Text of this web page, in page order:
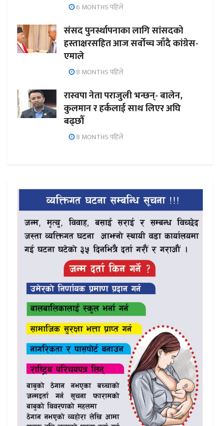
6 MONTHS पहिले
संसद पुनर्स्थापनाका लागि सांसदको
हस्ताक्षरसहित आज सर्वोच्च जाँदै कांग्रेस-
एमाले
8 MONTHS पहिले
रास्वपा नेता पराजुली भन्छन्- बालेन,
कुलमान र हर्कलाई साथ लिएर अघि
बढ्छौँ
8 MONTHS पहिले